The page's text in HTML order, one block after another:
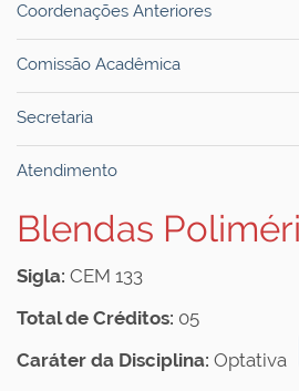
Coordenações Anteriores
Comissão Acadêmica
Secretaria
Atendimento
Blendas
Sigla: CEM 133
Total de Créditos: 05
Caráter da Disciplina: Optativa